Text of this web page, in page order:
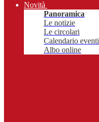
Novità
Panoramica
Le notizie
Le circolari
Calendario eventi
Albo online